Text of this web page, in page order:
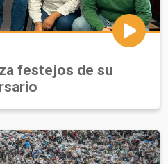
festejos de su